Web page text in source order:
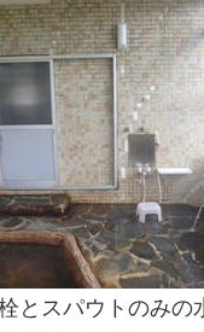
とスパウトのみの